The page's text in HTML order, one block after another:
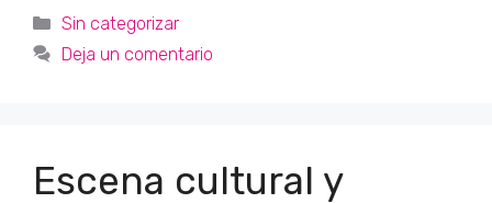
Categorías
Sin categorizar
Deja un comentario
Escena cultural y